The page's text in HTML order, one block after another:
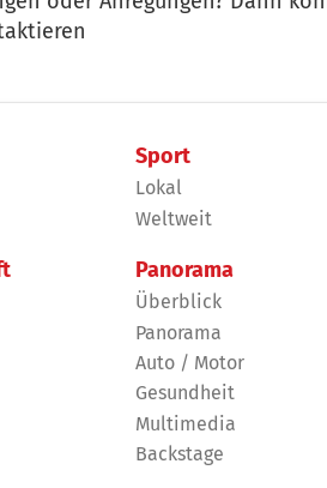
Sport
Lokal
Weltweit
Panorama
Überblick
Panorama
Auto / Motor
Gesundheit
Multimedia
Backstage